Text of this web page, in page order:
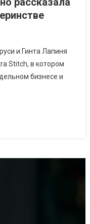
и Гинта Лапиня
Stitch, в котором
бизнесе и